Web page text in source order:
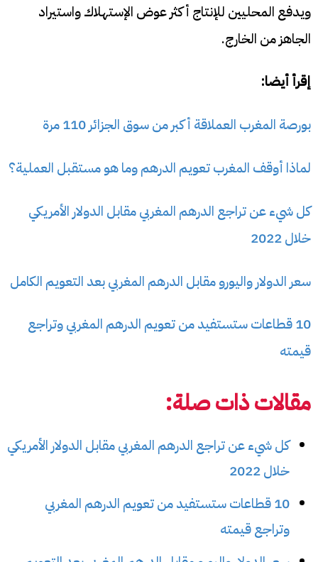
ويدفع المحليين للإنتاج أكثر عوض الإستهلاك واستيراد
الجاهز من الخارج.
إقرأ أيضا:
بورصة المغرب العملاقة أكبر من سوق الجزائر 110 مرة
لماذا أوقف المغرب تعويم الدرهم وما هو مستقبل العملية؟
كل شيء عن تراجع الدرهم المغربي مقابل الدولار الأمريكي
خلال 2022
سعر الدولار واليورو مقابل الدرهم المغربي بعد التعويم الكامل
10 قطاعات ستستفيد من تعويم الدرهم المغربي وتراجع
قيمته
مقالات ذات صلة:
كل شيء عن تراجع الدرهم المغربي مقابل الدولار الأمريكي
خلال 2022
10 قطاعات ستستفيد من تعويم الدرهم المغربي
وتراجع قيمته